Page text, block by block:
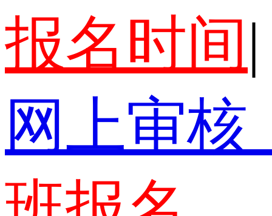
报名时间 |
网上审